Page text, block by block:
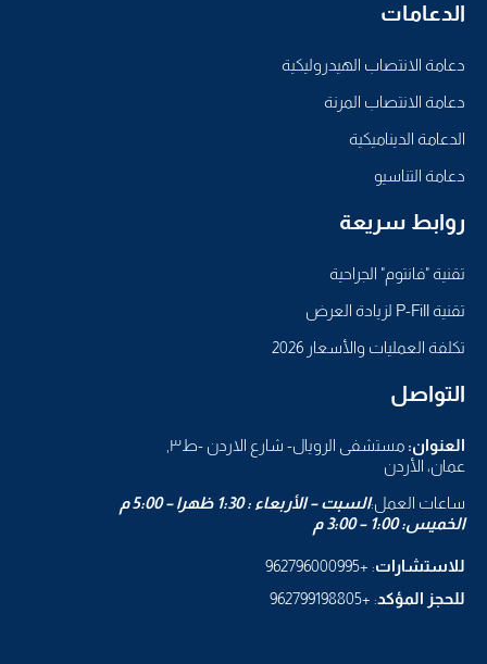
الدعامات
دعامة الانتصاب الهيدروليكية
دعامة الانتصاب المرنة
الدعامة الديناميكية
دعامة التناسيو
روابط سريعة
تقنية "فانتوم" الجراحية
تقنية P-Fill لزيادة العرض
تكلفة العمليات والأسعار 2026
التواصل
العنوان: مستشفى الرويال- شارع الاردن -ط٣,
عمان، الأردن
ساعات العمل:السبت – الأربعاء : 1:30 ظهرا – 5:00 م
الخميس: 1:00 – 3:00 م
للاستشارات: +962796000995
للحجز المؤكد: +962799198805